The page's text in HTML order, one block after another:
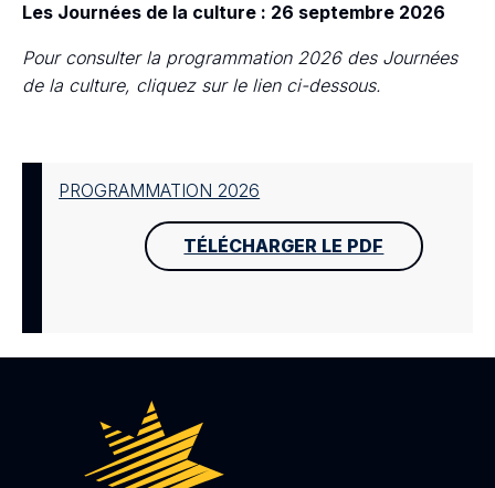
Les Journées de la culture : 26 septembre 2026
Pour consulter la programmation 2026 des Journées
de la culture, cliquez sur le lien ci-dessous.
PROGRAMMATION 2026
TÉLÉCHARGER LE PDF